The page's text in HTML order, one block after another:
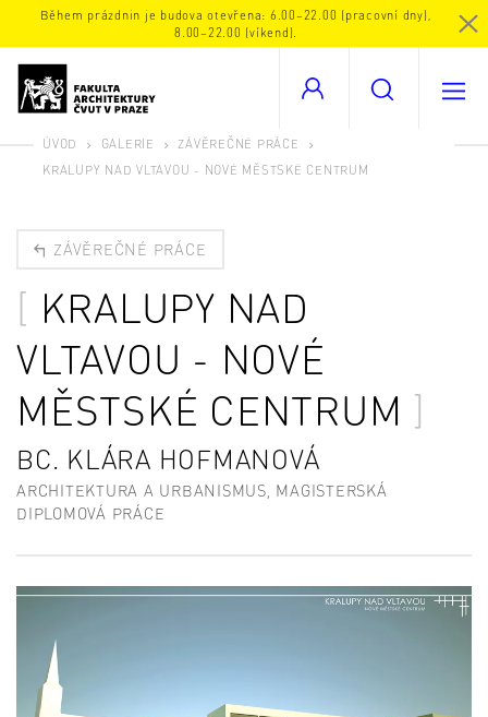
Během prázdnin je budova otevřena: 6.00–22.00 (pracovní dny),
8.00–22.00 (víkend).
ÚVOD GALERIE
ZÁVĚREČNÉ PRÁCE
KRALUPY NAD VLTAVOU - NOVÉ MĚSTSKÉ CENTRUM
ZÁVĚREČNÉ PRÁCE
KRALUPY NAD
VLTAVOU - NOVÉ
MĚSTSKÉ CENTRUM
BC. KLÁRA HOFMANOVÁ
ARCHITEKTURA A URBANISMUS, MAGISTERSKÁ
DIPLOMOVÁ PRÁCE